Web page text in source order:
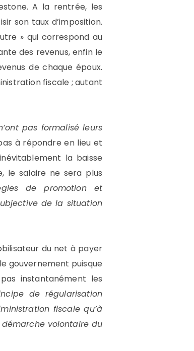
A la rentrée, les
son taux d’imposition.
» qui correspond au
des revenus, enfin le
de chaque époux.
fiscale ; autant
pas formalisé leurs
à répondre en lieu et
la baisse
le salaire ne sera plus
de promotion et
de la situation
du net à payer
gouvernement puisque
instantanément les
de régularisation
fiscale qu’à
démarche volontaire du